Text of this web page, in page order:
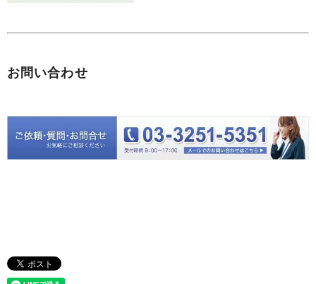
お問い合わせ